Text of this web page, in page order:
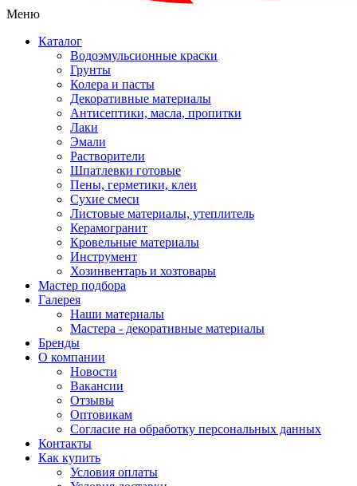
Меню
Каталог
Водоэмульсионные краски
Грунты
Колера и пасты
Декоративные материалы
Антисептики, масла, пропитки
Лаки
Эмали
Растворители
Шпатлевки готовые
Пены, герметики, клеи
Сухие смеси
Листовые материалы, утеплитель
Керамогранит
Кровельные материалы
Инструмент
Хозинвентарь и хозтовары
Мастер подбора
Галерея
Наши материалы
Мастера - декоративные материалы
Бренды
О компании
Новости
Вакансии
Отзывы
Оптовикам
Cогласие на обработку персональных данных
Контакты
Как купить
Условия оплаты